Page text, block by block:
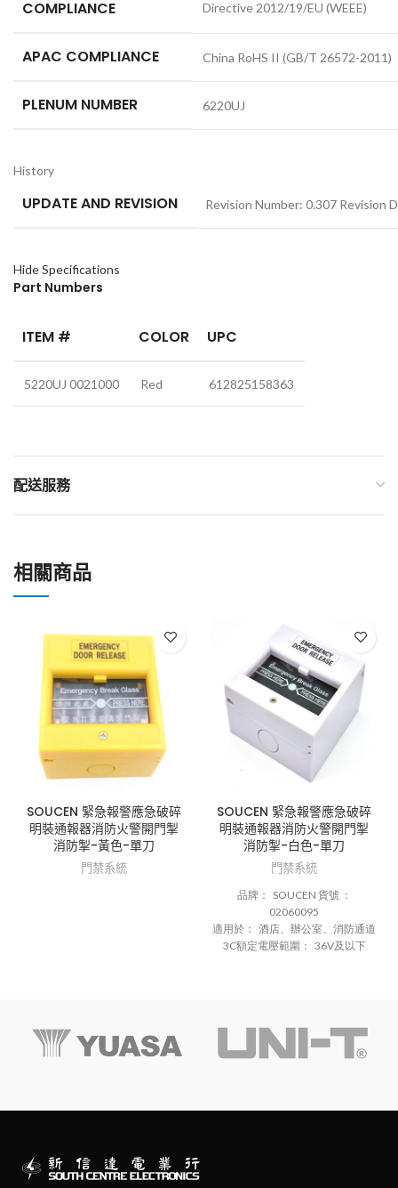
COMPLIANCE
Directive 2012/19/EU (WEEE)
APAC COMPLIANCE China RoHS II (GB/T 26572-2011)
PLENUM NUMBER 6220UJ
History
UPDATE AND REVISION Revision Number: 0.307 Revision
Hide Specifications
Part Numbers
ITEM # COLOR UPC
5220UJ 0021000 Red 612825158363
配送服務
相關商品
SOUCEN 緊急報警應急破碎
明裝通報器消防火警開門掣
消防掣-黃色-單刀
門禁系統
SOUCEN 緊急報警應急破碎
明裝通報器消防火警開門掣
消防掣-白色-單刀
門禁系統
品牌： SOUCEN 貨號 ：
02060095
適用於： 酒店 辦公室 消防通道
3C額定電壓範圍： 36V及 以下